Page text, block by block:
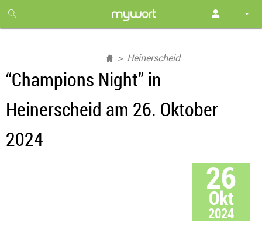
month
free
Heinerscheid
“Champions Night” in
Heinerscheid am 26. Oktober
2024
26
Okt
2024